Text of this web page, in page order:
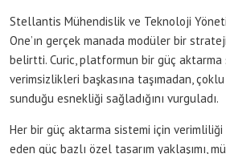
Stellantis Mühendislik ve Teknoloji
One’ın gerçek manada modüler bir
belirtti. Curic, platformun bir güç aktarma
verimsizlikleri başkasına taşımadan,
sunduğu esnekliği sağladığını vurguladı.
Her bir güç aktarma sistemi için
eden güç bazlı özel tasarım yaklaşımı,